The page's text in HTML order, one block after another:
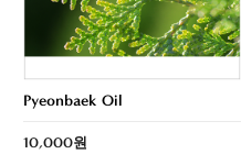
Pyeonbaek Oil
10,000원